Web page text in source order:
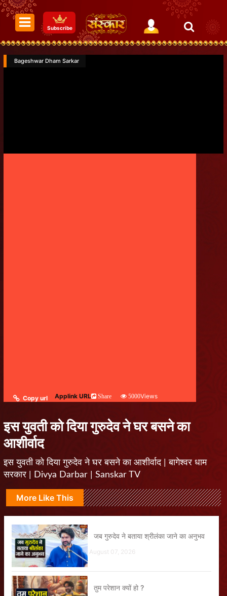
Subscribe
Bageshwar Dham Sarkar
Copy url Applink URL Share 5000Views
इस युवती को दिया गुरुदेव ने घर बसने का
आशीर्वाद
इस युवती को दिया गुरुदेव ने घर बसने का आशीर्वाद | बागेश्वर धाम
सरकार | Divya Darbar | Sanskar TV
More Like This
जब गुरुदेव ने बताया श्रीलंका जाने का अनुभव
August 07, 2026
तुम परेशान क्यों हो ?